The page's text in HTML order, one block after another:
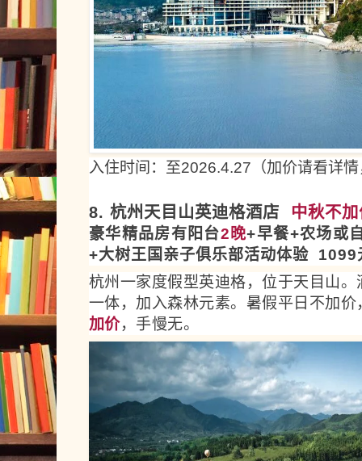
入住时间：至2026.4.27（加价请看详情
8. 杭州天目山英迪格酒店 中秋不加
豪华精品房有阳台2晚+早餐+农场或
+大树王国亲子俱乐部活动体验 1099
杭州一家度假型英迪格，位于天目山
一体，加入森林元素。暑假平日不加价
加价，手慢无。